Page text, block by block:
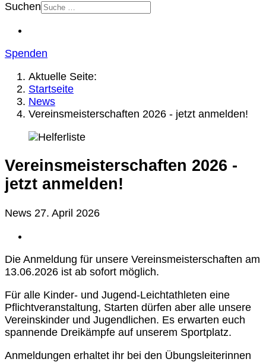
Suchen
Spenden
Aktuelle Seite:
Startseite
News
Vereinsmeisterschaften 2026 - jetzt anmelden!
Vereinsmeisterschaften 2026 -
jetzt anmelden!
News 27. April 2026
Die Anmeldung für unsere Vereinsmeisterschaften am
13.06.2026 ist ab sofort möglich.
Für alle Kinder- und Jugend-Leichtathleten eine
Pflichtveranstaltung, Starten dürfen aber alle unsere
Vereinskinder und Jugendlichen. Es erwarten euch
spannende Dreikämpfe auf unserem Sportplatz.
Anmeldungen erhaltet ihr bei den Übungsleiterinnen